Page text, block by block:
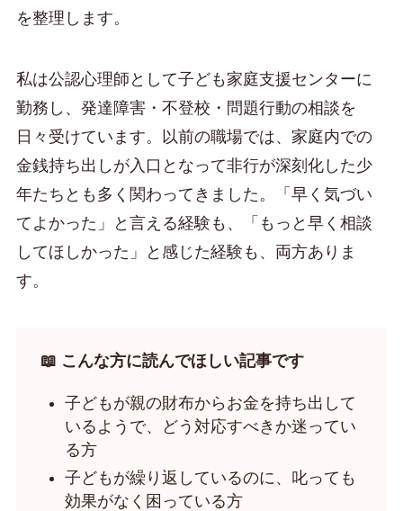
を整理します。
私は公認心理師として子ども家庭支援センターに
勤務し、発達障害・不登校・問題行動の相談を
日々受けています。以前の職場では、家庭内での
金銭持ち出しが入口となって非行が深刻化した少
年たちとも多く関わってきました。「早く気づい
てよかった」と言える経験も、「もっと早く相談
してほしかった」と感じた経験も、両方ありま
す。
📖 こんな方に読んでほしい記事です
子どもが親の財布からお金を持ち出して
いるようで、どう対応すべきか迷ってい
る方
子どもが繰り返しているのに、叱っても
効果がなく困っている方